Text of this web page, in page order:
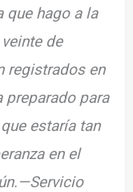
que hago a la
de
registrados en
para
estaría tan
en el